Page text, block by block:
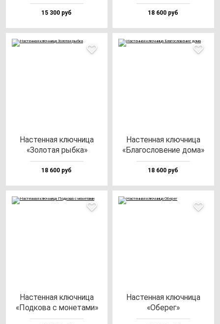
15 300 руб 18 600 руб
Нас­тен­ная ключ­ни­ца
«Золо­тая рыб­ка»
18 600 руб
Нас­тен­ная ключ­ни­ца
«Бла­гос­ло­ве­ние до­ма»
18 600 руб
Нас­тен­ная ключ­ни­ца
«Под­ко­ва с мо­не­та­ми»
Нас­тен­ная ключ­ни­ца
«Обе­рег»